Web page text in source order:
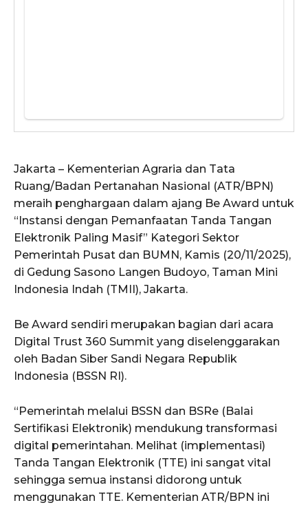
Jakarta – Kementerian Agraria dan Tata
Ruang/Badan Pertanahan Nasional (ATR/BPN)
meraih penghargaan dalam ajang Be Award untuk
“Instansi dengan Pemanfaatan Tanda Tangan
Elektronik Paling Masif” Kategori Sektor
Pemerintah Pusat dan BUMN, Kamis (20/11/2025),
di Gedung Sasono Langen Budoyo, Taman Mini
Indonesia Indah (TMII), Jakarta.
Be Award sendiri merupakan bagian dari acara
Digital Trust 360 Summit yang diselenggarakan
oleh Badan Siber Sandi Negara Republik
Indonesia (BSSN RI).
“Pemerintah melalui BSSN dan BSRe (Balai
Sertifikasi Elektronik) mendukung transformasi
digital pemerintahan. Melihat (implementasi)
Tanda Tangan Elektronik (TTE) ini sangat vital
sehingga semua instansi didorong untuk
menggunakan TTE. Kementerian ATR/BPN ini